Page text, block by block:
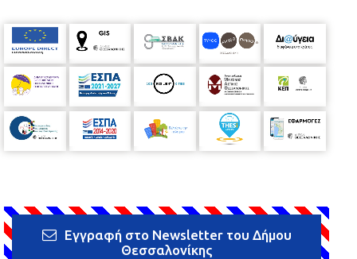
Εγγραφή στο Newsletter του Δήμου
Θεσσαλονίκης